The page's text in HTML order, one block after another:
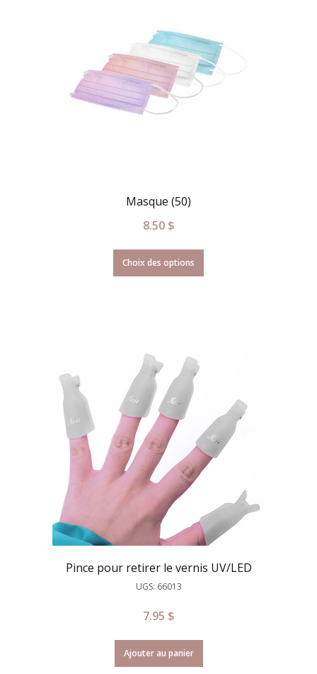
Masque (50)
8.50 $
Choix des options
Pince pour retirer le vernis UV/LED
UGS: 66013
7.95 $
Ajouter au panier